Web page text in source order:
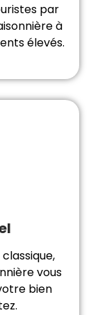
par
à
élevés.
vous
bien